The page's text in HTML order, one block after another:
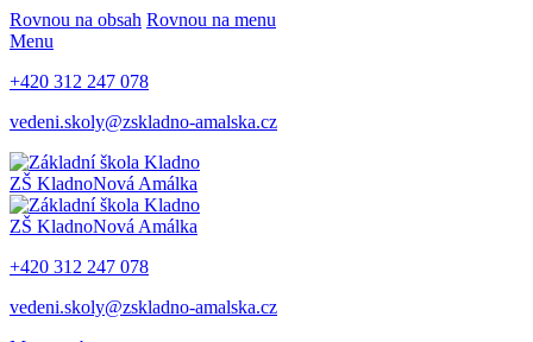
Rovnou na obsah Rovnou na menu
Menu
+420 312 247 078
vedeni.skoly@zskladno-amalska.cz
ZŠ KladnoNová Amálka
ZŠ KladnoNová Amálka
+420 312 247 078
vedeni.skoly@zskladno-amalska.cz